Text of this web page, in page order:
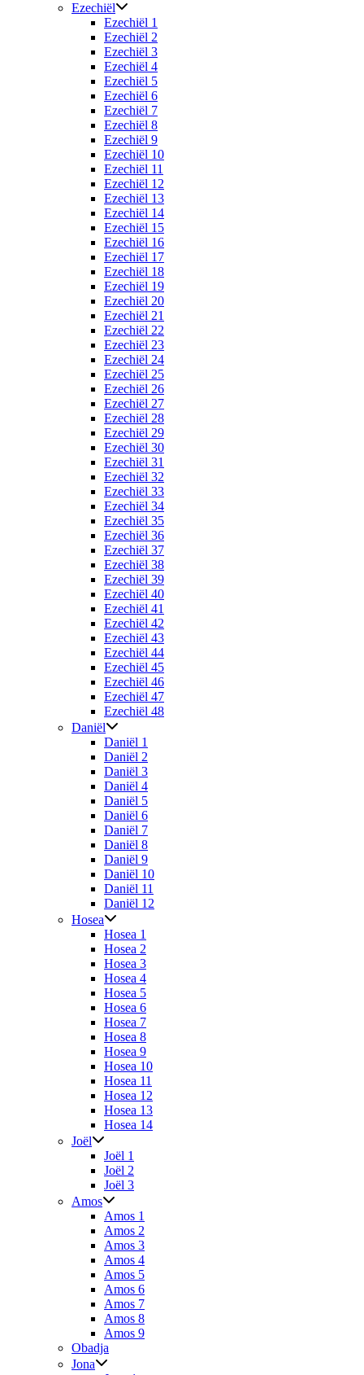
Ezechiël
Ezechiël 1
Ezechiël 2
Ezechiël 3
Ezechiël 4
Ezechiël 5
Ezechiël 6
Ezechiël 7
Ezechiël 8
Ezechiël 9
Ezechiël 10
Ezechiël 11
Ezechiël 12
Ezechiël 13
Ezechiël 14
Ezechiël 15
Ezechiël 16
Ezechiël 17
Ezechiël 18
Ezechiël 19
Ezechiël 20
Ezechiël 21
Ezechiël 22
Ezechiël 23
Ezechiël 24
Ezechiël 25
Ezechiël 26
Ezechiël 27
Ezechiël 28
Ezechiël 29
Ezechiël 30
Ezechiël 31
Ezechiël 32
Ezechiël 33
Ezechiël 34
Ezechiël 35
Ezechiël 36
Ezechiël 37
Ezechiël 38
Ezechiël 39
Ezechiël 40
Ezechiël 41
Ezechiël 42
Ezechiël 43
Ezechiël 44
Ezechiël 45
Ezechiël 46
Ezechiël 47
Ezechiël 48
Daniël
Daniël 1
Daniël 2
Daniël 3
Daniël 4
Daniël 5
Daniël 6
Daniël 7
Daniël 8
Daniël 9
Daniël 10
Daniël 11
Daniël 12
Hosea
Hosea 1
Hosea 2
Hosea 3
Hosea 4
Hosea 5
Hosea 6
Hosea 7
Hosea 8
Hosea 9
Hosea 10
Hosea 11
Hosea 12
Hosea 13
Hosea 14
Joël
Joël 1
Joël 2
Joël 3
Amos
Amos 1
Amos 2
Amos 3
Amos 4
Amos 5
Amos 6
Amos 7
Amos 8
Amos 9
Obadja
Jona